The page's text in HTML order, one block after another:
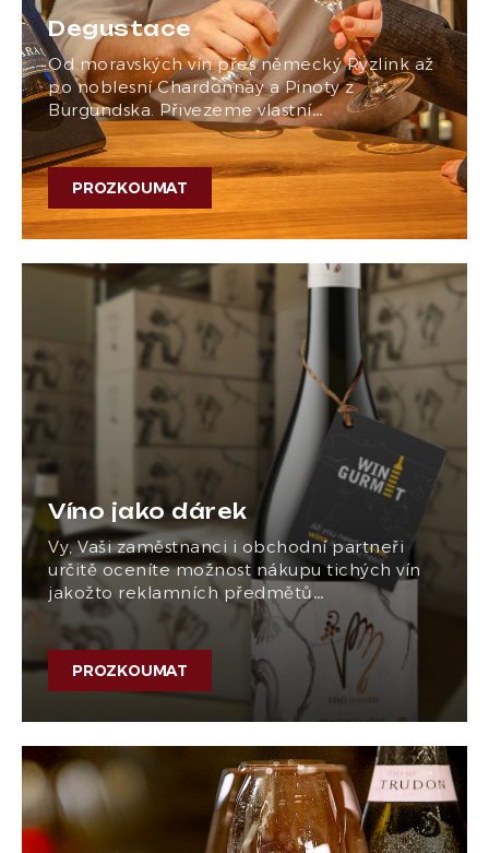
Degustace
Od moravských vín přes německý Ryzlink až
po noblesní Chardonnay a Pinoty z
Burgundska. Přivezeme vlastní…
PROZKOUMAT
Víno jako dárek
Vy, Vaši zaměstnanci i obchodní partneři
určitě oceníte možnost nákupu tichých vín
jakožto reklamních předmětů…
PROZKOUMAT